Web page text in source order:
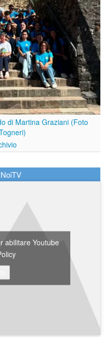
di Martina Graziani (Foto
abilitare Youtube